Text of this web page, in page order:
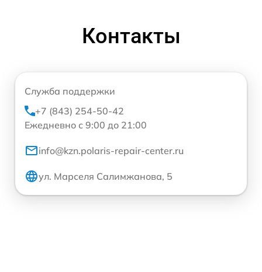
Контакты
Служба поддержки
+7 (843) 254-50-42
Ежедневно с 9:00 до 21:00
info@kzn.polaris-repair-center.ru
ул. Марселя Салимжанова, 5